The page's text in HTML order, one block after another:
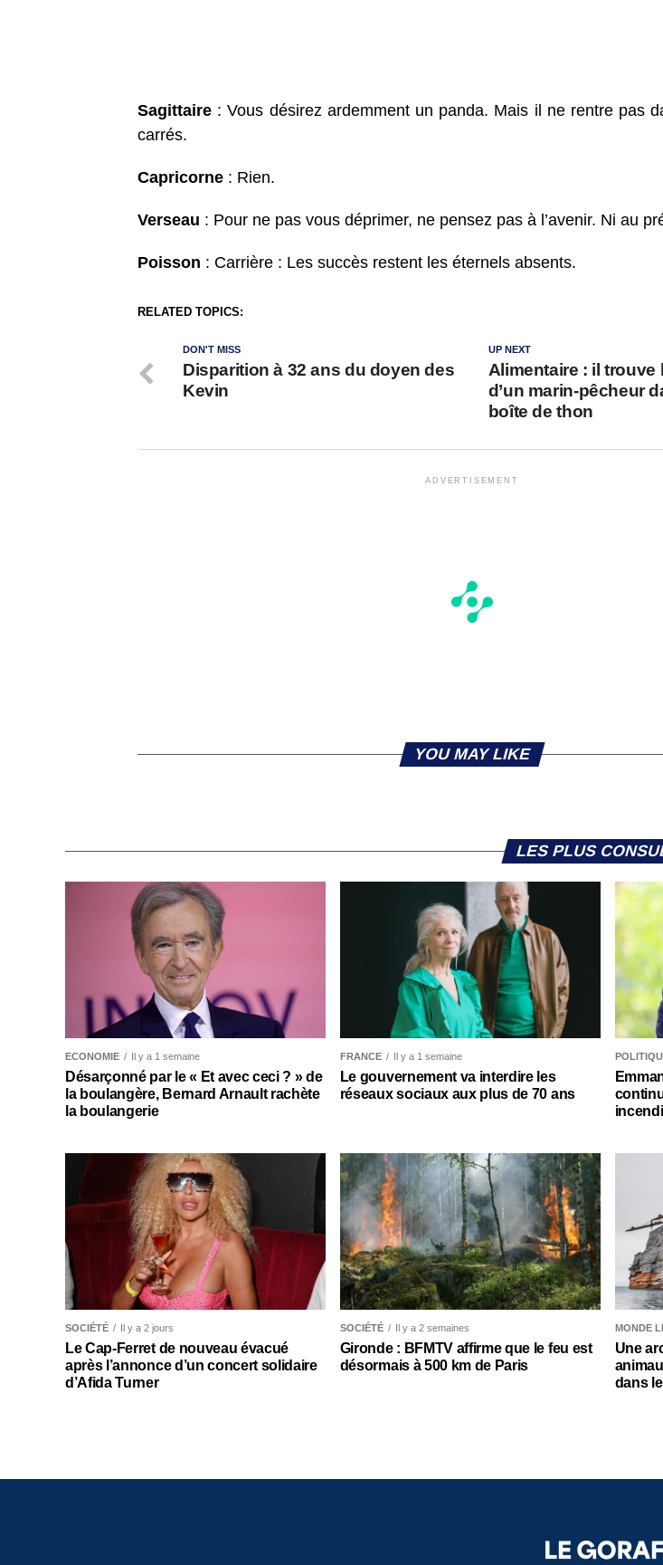
Sagittaire : Vous désirez ardemment un panda. Mais il ne rentre pas
carrés.
Capricorne : Rien.
Verseau : Pour ne pas vous déprimer, ne pensez pas à l’avenir. Ni au
Poisson : Carrière : Les succès restent les éternels absents.
RELATED TOPICS:
UP NEXT
Alimentaire : il trouve
d’un marin-pêcheur
boîte de thon
DON'T MISS
Disparition à 32 ans du doyen des
Kevin
ADVERTISEMENT
YOU MAY LIKE
LES PLUS
ECONOMIE Il y a 1 semaine
Désarçonné par le « Et avec ceci ? » de
la boulangère, Bernard Arnault rachète
la boulangerie
FRANCE Il y a 1 semaine
Le gouvernement va interdire les
réseaux sociaux aux plus de 70 ans
SOCIÉTÉ Il y a 2 jours
Le Cap-Ferret de nouveau évacué
après l’annonce d’un concert solidaire
d’Afida Turner
SOCIÉTÉ Il y a 2 semaines
Gironde : BFMTV affirme que le feu est
désormais à 500 km de Paris
MONDE
Une
dans